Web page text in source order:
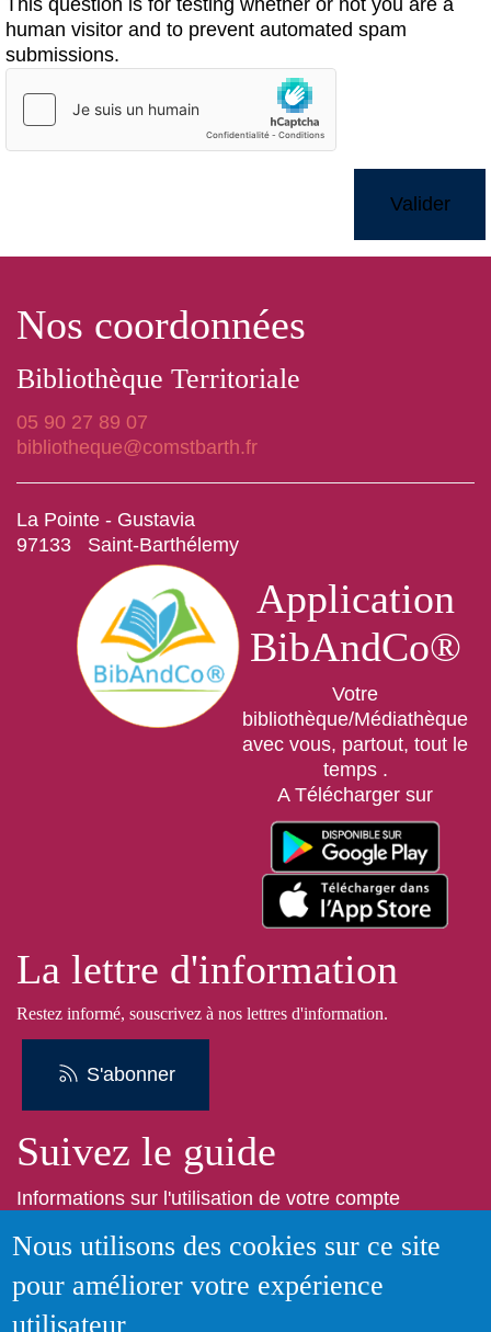
This question is for testing whether or not you are a
human visitor and to prevent automated spam
submissions.
Nos coordonnées
Bibliothèque Territoriale
05 90 27 89 07
bibliotheque@comstbarth.fr
La Pointe - Gustavia
97133 Saint-Barthélemy
Application
BibAndCo®
Votre
bibliothèque/Médiathèque
avec vous, partout, tout le
temps .
A Télécharger sur
La lettre d'information
Restez informé, souscrivez à nos lettres d'information.
S'abonner
Suivez le guide
Informations sur l'utilisation de votre compte
Voir le guide
Nous utilisons des cookies sur ce site
pour améliorer votre expérience
utilisateur